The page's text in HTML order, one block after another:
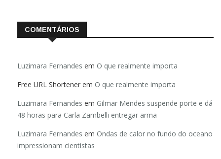
COMENTÁRIOS
Luzimara Fernandes em O que realmente importa
Free URL Shortener em O que realmente importa
Luzimara Fernandes em Gilmar Mendes suspende porte e dá
48 horas para Carla Zambelli entregar arma
Luzimara Fernandes em Ondas de calor no fundo do oceano
impressionam cientistas